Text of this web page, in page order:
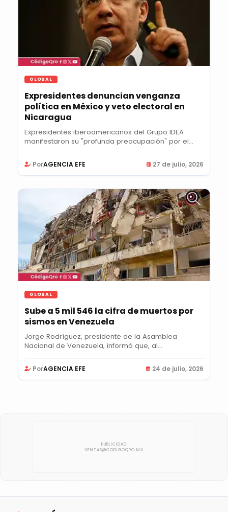
GLOBAL
Expresidentes denuncian venganza
política en México y veto electoral en
Nicaragua
Expresidentes iberoamericanos del Grupo IDEA
manifestaron su "profunda preocupación" por el...
PorAGENCIA EFE 27 de julio, 2026
GLOBAL
Sube a 5 mil 546 la cifra de muertos por
sismos en Venezuela
Jorge Rodríguez, presidente de la Asamblea
Nacional de Venezuela, informó que, al
PorAGENCIA EFE 24 de julio, 2026